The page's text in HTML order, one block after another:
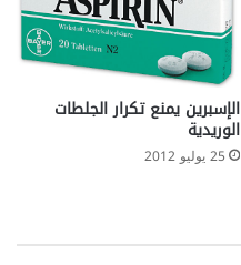
الإسبرين يمنع تكرار الجلطات
الوريدية
25 يوليو 2012